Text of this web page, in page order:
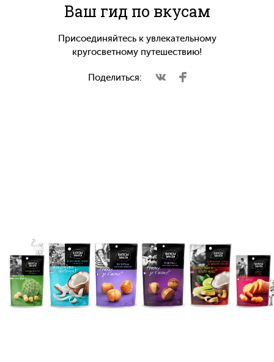
Ваш гид по вкусам
Присоединяйтесь к увлекательному
кругосветному путешествию!
Поделиться: